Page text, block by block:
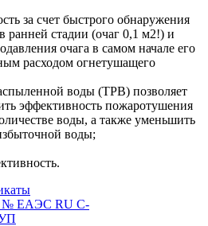
за счет быстрого обнаружения
ранней стадии (очаг 0,1 м2!) и
очага в самом начале его
расходом огнетушащего
воды (ТРВ) позволяет
эффективность пожаротушения
воды, а также уменьшить
воды;
№ ЕАЭС RU C-